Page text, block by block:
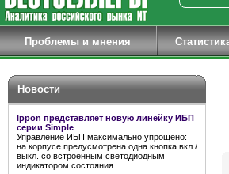
Проблемы и мнения
Новости
Ippon представляет новую линейку ИБП
серии Simple
Управление ИБП максимально упрощено:
на корпусе предусмотрена одна кнопка вкл./
выкл. со встроенным светодиодным
индикатором состояния